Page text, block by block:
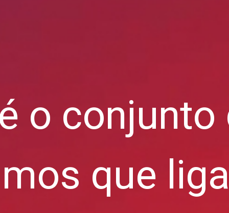
o conjunto
que